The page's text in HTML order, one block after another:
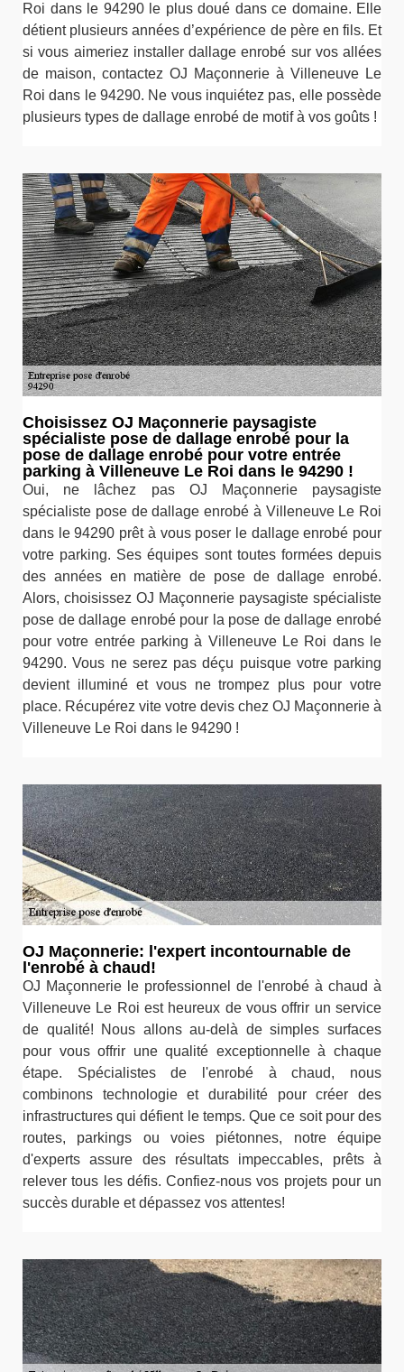
Roi dans le 94290 le plus doué dans ce domaine. Elle
détient plusieurs années d’expérience de père en fils. Et
si vous aimeriez installer dallage enrobé sur vos allées
de maison, contactez OJ Maçonnerie à Villeneuve Le
Roi dans le 94290. Ne vous inquiétez pas, elle possède
plusieurs types de dallage enrobé de motif à vos goûts !
Choisissez OJ Maçonnerie paysagiste
spécialiste pose de dallage enrobé pour la
pose de dallage enrobé pour votre entrée
parking à Villeneuve Le Roi dans le 94290 !
Oui, ne lâchez pas OJ Maçonnerie paysagiste
spécialiste pose de dallage enrobé à Villeneuve Le Roi
dans le 94290 prêt à vous poser le dallage enrobé pour
votre parking. Ses équipes sont toutes formées depuis
des années en matière de pose de dallage enrobé.
Alors, choisissez OJ Maçonnerie paysagiste spécialiste
pose de dallage enrobé pour la pose de dallage enrobé
pour votre entrée parking à Villeneuve Le Roi dans le
94290. Vous ne serez pas déçu puisque votre parking
devient illuminé et vous ne trompez plus pour votre
place. Récupérez vite votre devis chez OJ Maçonnerie à
Villeneuve Le Roi dans le 94290 !
OJ Maçonnerie: l'expert incontournable de
l'enrobé à chaud!
OJ Maçonnerie le professionnel de l'enrobé à chaud à
Villeneuve Le Roi est heureux de vous offrir un service
de qualité! Nous allons au-delà de simples surfaces
pour vous offrir une qualité exceptionnelle à chaque
étape. Spécialistes de l'enrobé à chaud, nous
combinons technologie et durabilité pour créer des
infrastructures qui défient le temps. Que ce soit pour des
routes, parkings ou voies piétonnes, notre équipe
d'experts assure des résultats impeccables, prêts à
relever tous les défis. Confiez-nous vos projets pour un
succès durable et dépassez vos attentes!